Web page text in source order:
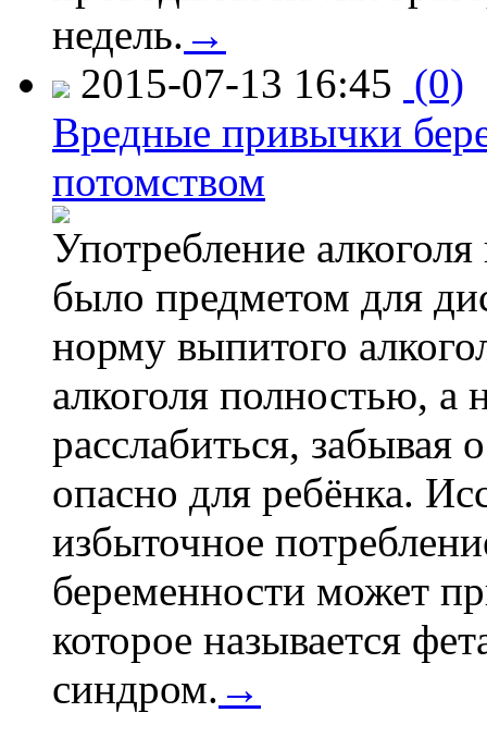
недель. →
2015-07-13 16:45 (0)
Вредные привычки
потомством
Употребление
было предметом для
норму выпитого
алкоголя полностью, а
расслабиться, забывая
опасно для ребёнка.
избыточное
беременности может
которое называется
синдром. →